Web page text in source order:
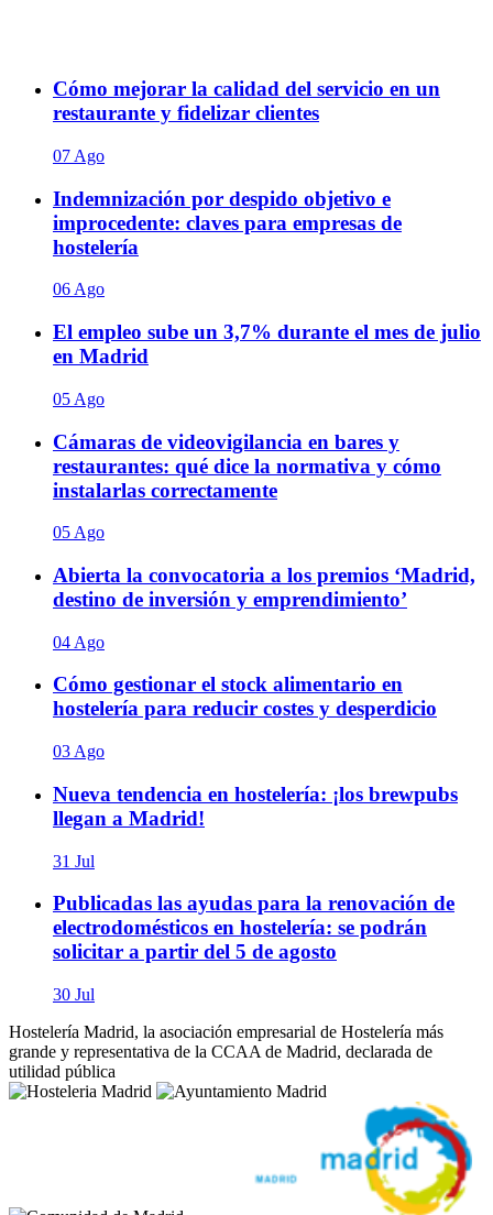
Cómo mejorar la calidad del servicio en un
restaurante y fidelizar clientes
07 Ago
Indemnización por despido objetivo e
improcedente: claves para empresas de
hostelería
06 Ago
El empleo sube un 3,7% durante el mes de julio
en Madrid
05 Ago
Cámaras de videovigilancia en bares y
restaurantes: qué dice la normativa y cómo
instalarlas correctamente
05 Ago
Abierta la convocatoria a los premios ‘Madrid,
destino de inversión y emprendimiento’
04 Ago
Cómo gestionar el stock alimentario en
hostelería para reducir costes y desperdicio
03 Ago
Nueva tendencia en hostelería: ¡los brewpubs
llegan a Madrid!
31 Jul
Publicadas las ayudas para la renovación de
electrodomésticos en hostelería: se podrán
solicitar a partir del 5 de agosto
30 Jul
Hostelería Madrid, la asociación empresarial de Hostelería más
grande y representativa de la CCAA de Madrid, declarada de
utilidad pública